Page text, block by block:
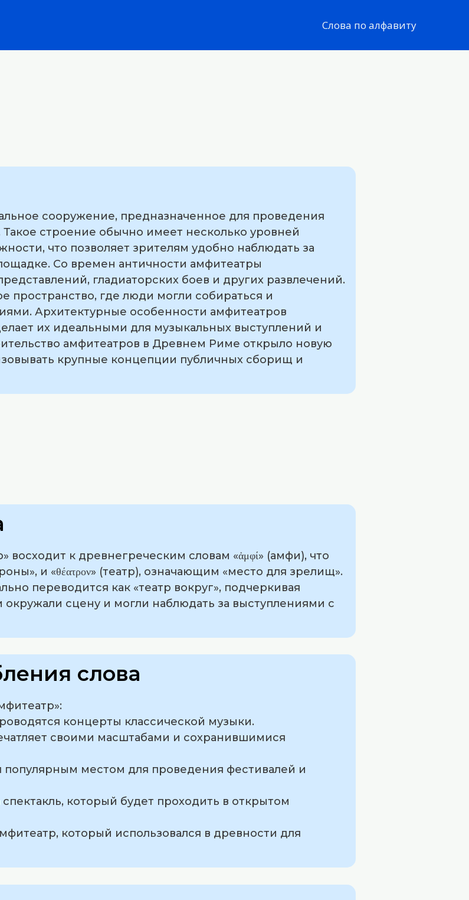
Слова по алфавиту
сооружение, предназначенное для проведения
строение обычно имеет несколько уровней
что позволяет зрителям удобно наблюдать за
Со времен античности амфитеатры
гладиаторских боев и других развлечений.
где люди могли собираться и
Архитектурные особенности амфитеатров
их идеальными для музыкальных выступлений и
амфитеатров в Древнем Риме открыло новую
крупные концепции публичных сборищ и
к древнегреческим словам «ἀμφί» (амфи), что
и «θέατρον» (театр), означающим «место для зрелищ».
переводится как «театр вокруг», подчеркивая
сцену и могли наблюдать за выступлениями с
слова
концерты классической музыки.
своими масштабами и сохранившимися
местом для проведения фестивалей и
который будет проходить в открытом
который использовался в древности для